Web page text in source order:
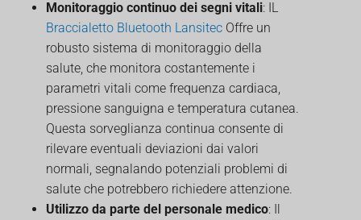
Monitoraggio continuo dei segni vitali: IL
Braccialetto Bluetooth Lansitec Offre un
robusto sistema di monitoraggio della
salute, che monitora costantemente i
parametri vitali come frequenza cardiaca,
pressione sanguigna e temperatura cutanea.
Questa sorveglianza continua consente di
rilevare eventuali deviazioni dai valori
normali, segnalando potenziali problemi di
salute che potrebbero richiedere attenzione.
Utilizzo da parte del personale medico: Il